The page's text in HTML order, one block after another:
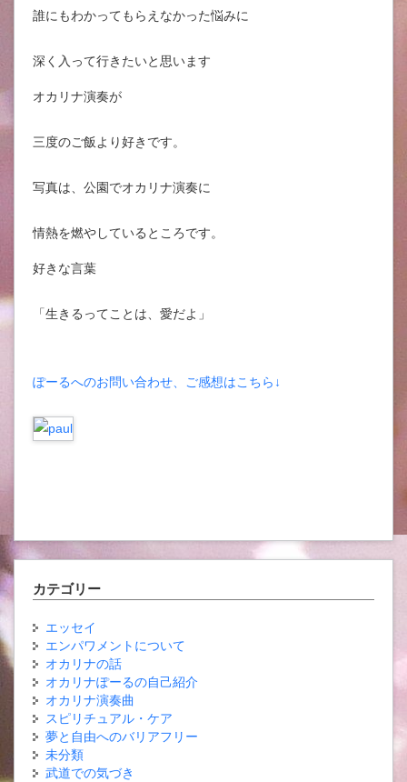
誰にもわかってもらえなかった悩みに
深く入って行きたいと思います
オカリナ演奏が
三度のご飯より好きです。
写真は、公園でオカリナ演奏に
情熱を燃やしているところです。
好きな言葉
「生きるってことは、愛だよ」
ぽーるへのお問い合わせ、ご感想はこちら↓
カテゴリー
エッセイ
エンパワメントについて
オカリナの話
オカリナぽーるの自己紹介
オカリナ演奏曲
スピリチュアル・ケア
夢と自由へのバリアフリー
未分類
武道での気づき